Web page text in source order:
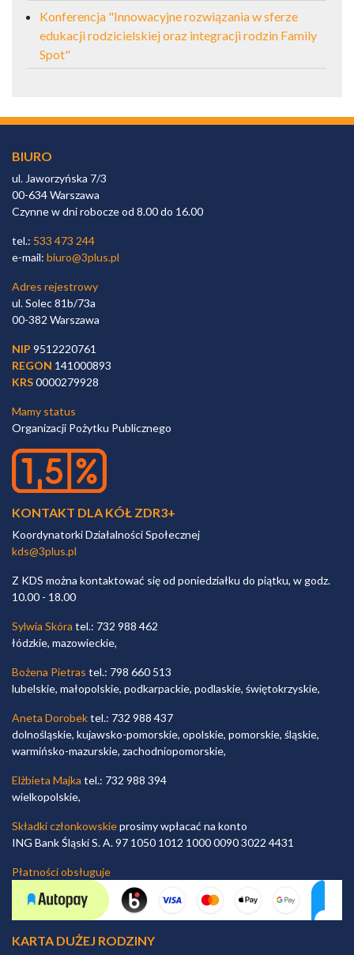
Konferencja "Innowacyjne rozwiązania w sferze
edukacji rodzicielskiej oraz integracji rodzin Family
Spot"
BIURO
ul. Jaworzyńska 7/3
00-634 Warszawa
Czynne w dni robocze od 8.00 do 16.00
tel.: 533 473 244
e-mail: biuro@3plus.pl
Adres rejestrowy
ul. Solec 81b/73a
00-382 Warszawa
NIP 9512220761
REGON 141000893
KRS0000279928
Mamy status
Organizacji Pożytku Publicznego
KONTAKT DLA KÓŁ ZDR3+
Koordynatorki Działalności Społecznej
kds@3plus.pl
Z KDS można kontaktować się od poniedziałku do piątku, w godz.
10.00 - 18.00
Sylwia Skóra tel.: 732 988 462
łódzkie, mazowieckie,
Bożena Pietras tel.: 798 660 513
lubelskie, małopolskie, podkarpackie, podlaskie, świętokrzyskie,
Aneta Dorobektel.: 732 988 437
dolnośląskie, kujawsko-pomorskie, opolskie, pomorskie, śląskie,
warmińsko-mazurskie, zachodniopomorskie,
Elżbieta Majka tel.: 732 988 394
wielkopolskie,
Składki członkowskieprosimy wpłacać na konto
ING Bank Śląski S. A. 97 1050 1012 1000 0090 3022 4431
Płatności obsługuje
KARTA DUŻEJ RODZINY